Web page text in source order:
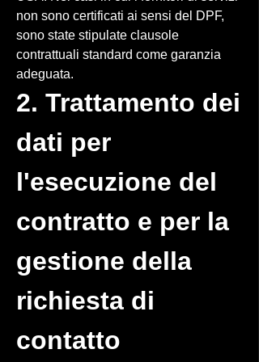
non sono certificati ai sensi del DPF,
sono state stipulate clausole
contrattuali standard come garanzia
adeguata.
2. Trattamento dei
dati per
l'esecuzione del
contratto e per la
gestione della
richiesta di
contatto